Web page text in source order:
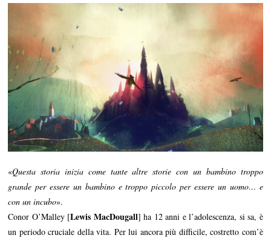
«Questa storia inizia come tante altre storie con un bambino troppo
grande per essere un bambino e troppo piccolo per essere un uomo… e
con un incubo».
Conor O’Malley [Lewis MacDougall] ha 12 anni e l’adolescenza, si sa, è
un periodo cruciale della vita. Per lui ancora più difficile, costretto com’è